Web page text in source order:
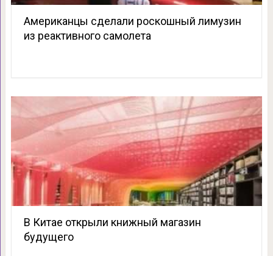
Американцы сделали роскошный лимузин
из реактивного самолета
В Китае открыли книжный магазин
будущего